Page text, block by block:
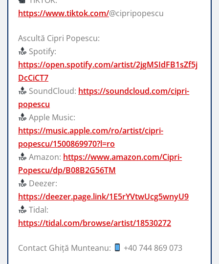
https://www.tiktok.com/@cipripopescu
Ascultă Cipri Popescu:
Spotify:
https://open.spotify.com/artist/2jgMSIdFB1sZf5j
DcCiCT7
SoundCloud: https://soundcloud.com/cipri-
popescu
Apple Music:
https://music.apple.com/ro/artist/cipri-
popescu/1500869970?l=ro
Amazon: https://www.amazon.com/Cipri-
Popescu/dp/B08B2G56TM
Deezer:
https://deezer.page.link/1E5rYVtwUcg5wnyU9
Tidal:
https://tidal.com/browse/artist/18530272
Contact Ghiţă Munteanu: +40 744 869 073